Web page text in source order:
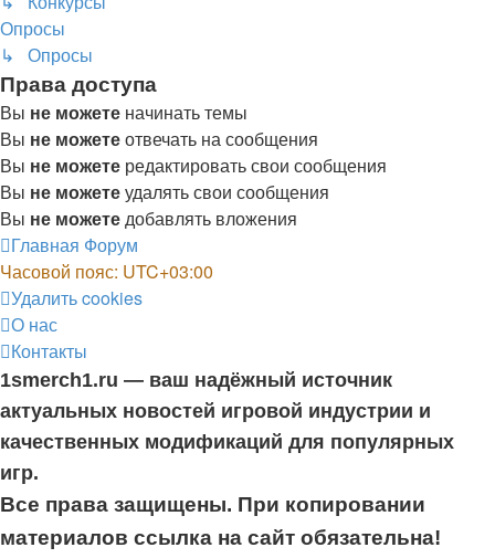
Опросы
↳ Опросы
Права доступа
Вы не можете начинать темы
Вы не можетеотвечать на сообщения
Вы не можете редактировать свои сообщения
Вы не можетеудалять свои сообщения
Вы не можетедобавлять вложения
Главная Форум
Часовой пояс: UTC+03:00
Удалить cookies
О нас
Контакты
1smerch1.ru — ваш надёжный источник
актуальных новостей игровой индустрии и
качественных модификаций для популярных
игр.
Все права защищены. При копировании
материалов ссылка на сайт обязательна!